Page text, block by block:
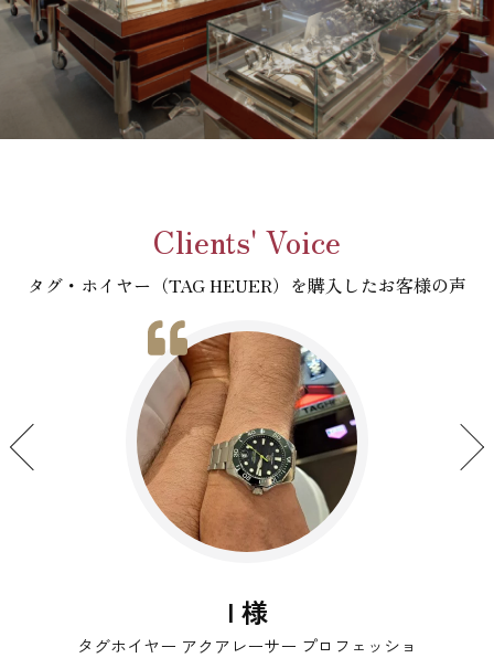
Clients' Voice
タグ・ホイヤー（TAG HEUER）を購入したお客様の声
I 様
タグホイヤー アクアレーサー プロフェッショ